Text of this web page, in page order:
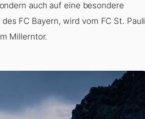
auch auf eine besondere
FC Bayern, wird vom FC St. Pauli
Millerntor.